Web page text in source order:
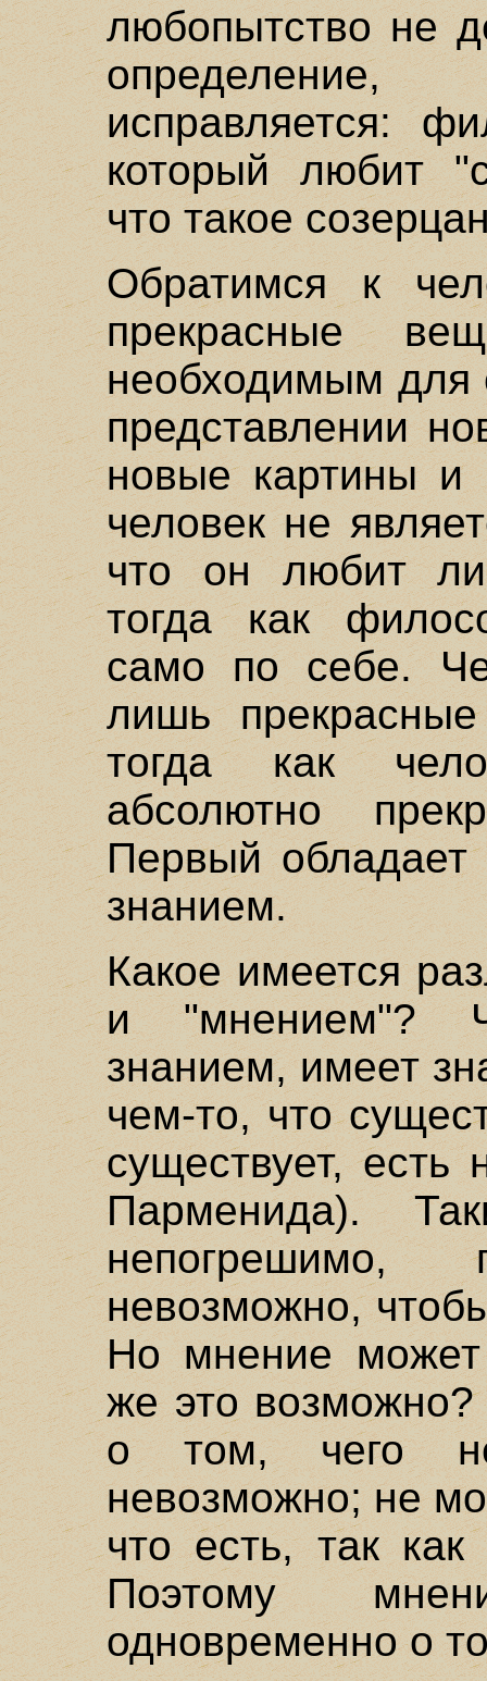
любопытство не
исправляется:
который любит
что такое
Обратимся к
прекрасные
необходимым для
представлении
новые картины и
человек не
что он любит
тогда как
само по себе.
лишь
тогда как
абсолютно
Первый
знанием.
Какое имеется
и "мнением"?
знанием, имеет
чем-то, что
существует, есть
Парменида).
непогрешимо,
невозможно,
Но мнение
же это
о том, чего
невозможно; не
что есть, так
Поэтому
одновременно о